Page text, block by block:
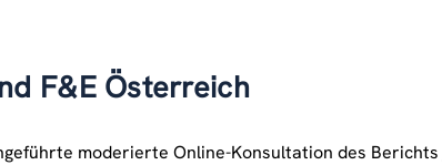
F&E Österreich
moderierte Online-Konsultation des Berichts